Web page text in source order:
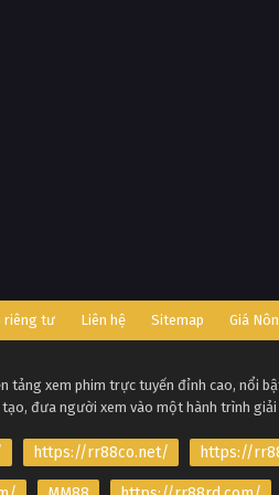
riêng tư Liên hệ Sitemap Giá
tảng xem phim trực tuyến đỉnh cao, nổi
đưa người xem vào một hành trình
https://rr88co.net/ https://